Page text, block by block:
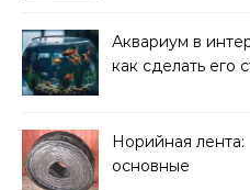
решать
Аквариум в
как сделать его
Норийная лента:
основные